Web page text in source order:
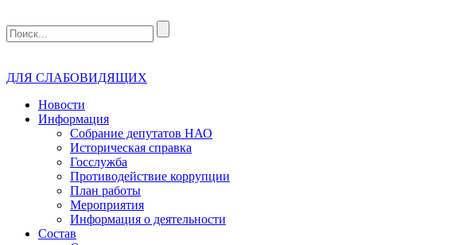
ДЛЯ СЛАБОВИДЯЩИХ
Новости
Информация
Собрание депутатов НАО
Историческая справка
Госслужба
Противодействие коррупции
План работы
Мероприятия
Информация о деятельности
Состав